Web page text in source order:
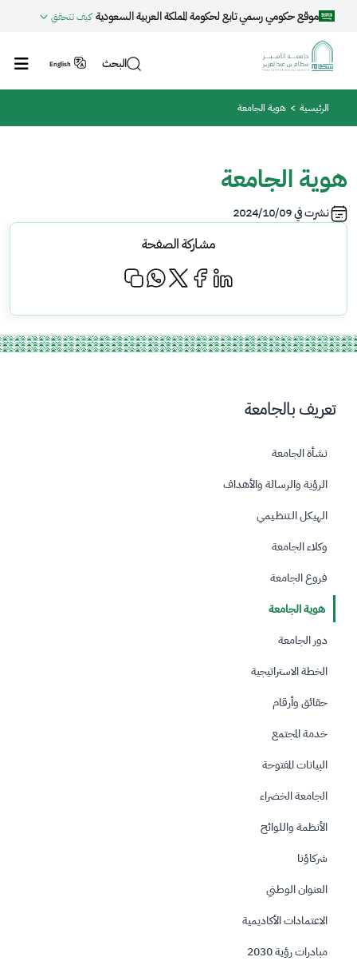
تجاوز إلى المحتوى الرئيسي
موقع حكومي رسمي تابع لحكومة المملكة العربية السعودية كيف تتحقق
البحث English
مسار التنقل
الرئيسية هوية الجامعة
هوية الجامعة
نشرت في2024/10/09
مشاركة الصفحة
تعريف بالجامعة
نشأة الجامعة
الرؤية والرسالة والأهداف
الهيكل الـتنظـيمي
وكلاء الجامعة
فروع الجامعة
هوية الجامعة
دور الجامعة
الخطة الاستراتيجية
حقائق وأرقام
خدمة المجتمع
البيانات المفتوحة
الجامعة الخضراء
الأنظمة واللوائح
شركاؤنا
العنوان الوطني
الاعتمادات الأكاديمية
مبادرات رؤية 2030